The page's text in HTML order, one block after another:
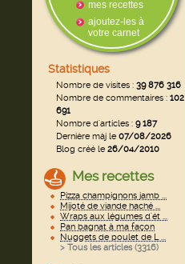
mes recettes
ajoutez-les à
votre carnet
Statistiques
Nombre de visites : 39 876 316
Nombre de commentaires : 102
691
Nombre d'articles : 9 187
Dernière màj le07/08/2026
Blog créé le26/04/2010
Mes recettes
Pizza champignons jamb ...
Mijoté de viande haché ...
Wraps aux légumes d'ét ...
Pan bagnat à ma façon
Nuggets de poulet de L ...
> Tous les articles (3316)